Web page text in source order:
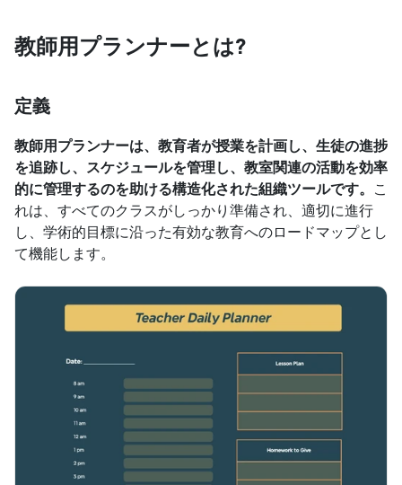
教師用プランナーとは?
定義
教師用プランナーは、教育者が授業を計画し、生徒の進捗
を追跡し、スケジュールを管理し、教室関連の活動を効率
的に管理するのを助ける構造化された組織ツールです。 こ
れは、すべてのクラスがしっかり準備され、適切に進行
し、学術的目標に沿った有効な教育へのロードマップとし
て機能します。